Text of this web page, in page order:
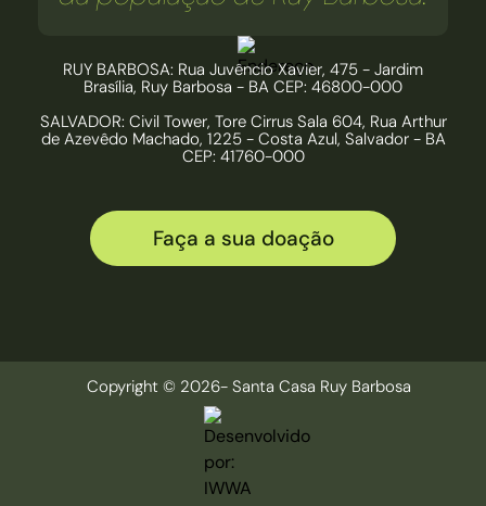
RUY BARBOSA: Rua Juvêncio Xavier, 475 - Jardim
Brasília, Ruy Barbosa - BA CEP: 46800-000
SALVADOR: Civil Tower, Tore Cirrus Sala 604, Rua Arthur
de Azevêdo Machado, 1225 - Costa Azul, Salvador - BA
CEP: 41760-000
Faça a sua doação
Copyright © 2026- Santa Casa Ruy Barbosa